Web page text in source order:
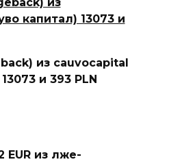
из cauvocapital
и 393 PLN
EUR из лже-